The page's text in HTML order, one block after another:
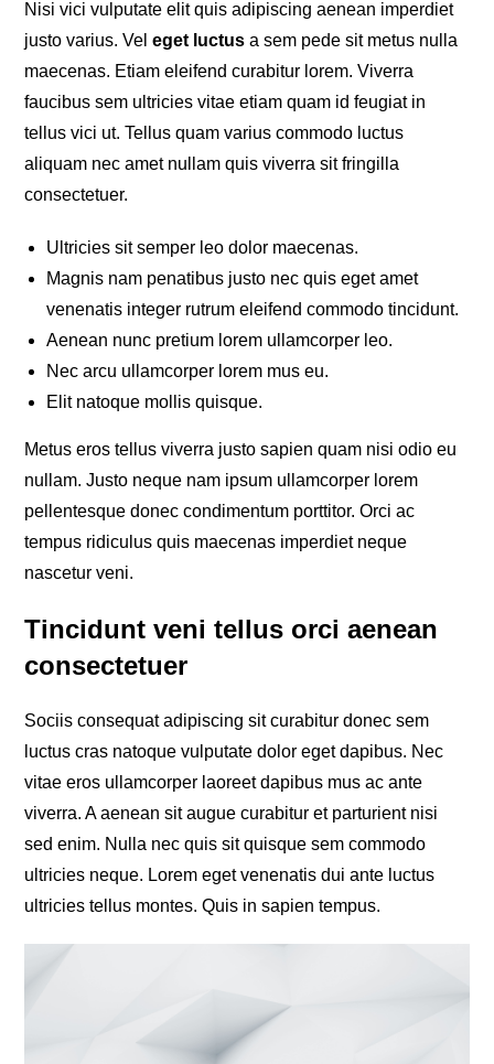
Nisi vici vulputate elit quis adipiscing aenean imperdiet
justo varius. Veleget luctus a sem pede sit metus nulla
maecenas. Etiam eleifend curabitur lorem. Viverra
faucibus sem ultricies vitae etiam quam id feugiat in
tellus vici ut. Tellus quam varius commodo luctus
aliquam nec amet nullam quis viverra sit fringilla
consectetuer.
Ultricies sit semper leo dolor maecenas.
Magnis nam penatibus justo nec quis eget amet
venenatis integer rutrum eleifend commodo tincidunt.
Aenean nunc pretium lorem ullamcorper leo.
Nec arcu ullamcorper lorem mus eu.
Elit natoque mollis quisque.
Metus eros tellus viverra justo sapien quam nisi odio eu
nullam. Justo neque nam ipsum ullamcorper lorem
pellentesque donec condimentum porttitor. Orci ac
tempus ridiculus quis maecenas imperdiet neque
nascetur veni.
Tincidunt veni tellus orci aenean
consectetuer
Sociis consequat adipiscing sit curabitur donec sem
luctus cras natoque vulputate dolor eget dapibus. Nec
vitae eros ullamcorper laoreet dapibus mus ac ante
viverra. A aenean sit augue curabitur et parturient nisi
sed enim. Nulla nec quis sit quisque sem commodo
ultricies neque. Lorem eget venenatis dui ante luctus
ultricies tellus montes. Quis in sapien tempus.